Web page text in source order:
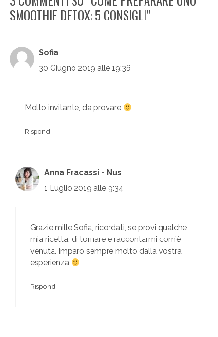
SMOOTHIE DETOX: 5 CONSIGLI”
Sofia
30 Giugno 2019 alle 19:36
Molto invitante, da provare
Rispondi
Anna Fracassi - Nus
1 Luglio 2019 alle 9:34
Grazie mille Sofia, ricordati, se provi qualche
mia ricetta, di tornare e raccontarmi com’è
venuta. Imparo sempre molto dalla vostra
esperienza
Rispondi